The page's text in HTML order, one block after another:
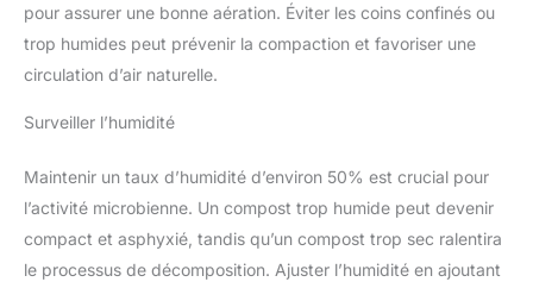
pour assurer une bonne aération. Éviter les coins confinés ou
trop humides peut prévenir la compaction et favoriser une
circulation d’air naturelle.
Surveiller l’humidité
Maintenir un taux d’humidité d’environ 50% est crucial pour
l’activité microbienne. Un compost trop humide peut devenir
compact et asphyxié, tandis qu’un compost trop sec ralentira
le processus de décomposition. Ajuster l’humidité en ajoutant